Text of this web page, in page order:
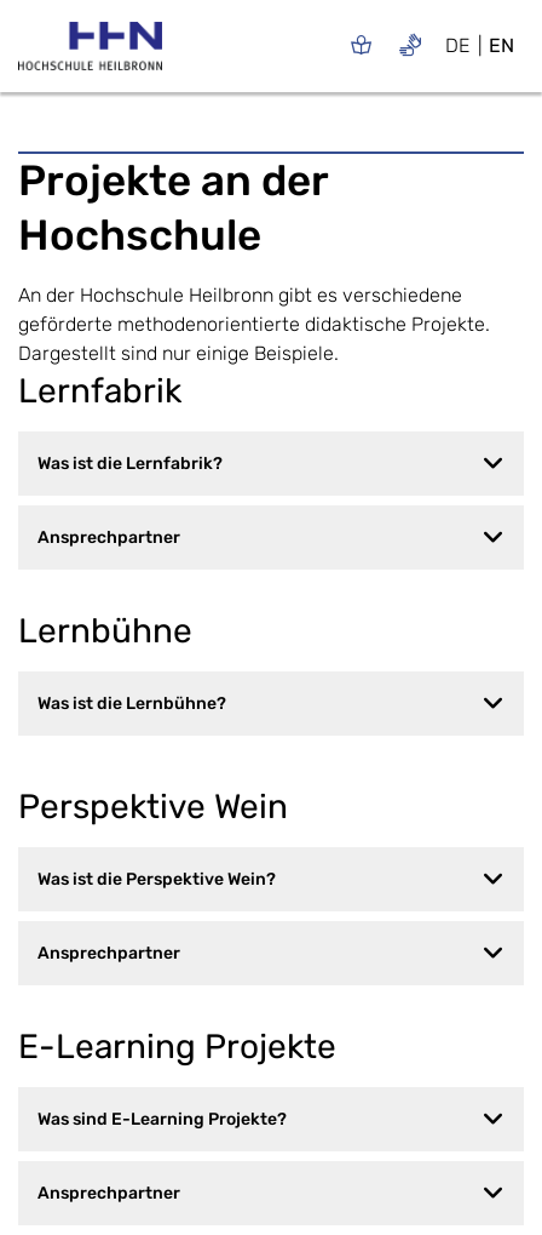
DE EN
Projekte an der
Hochschule
An der Hochschule Heilbronn gibt es verschiedene
geförderte methodenorientierte didaktische Projekte.
Dargestellt sind nur einige Beispiele.
Lernfabrik
Was ist die Lernfabrik?
Ansprechpartner
Lernbühne
Was ist die Lernbühne?
Perspektive Wein
Was ist die Perspektive Wein?
Ansprechpartner
E-Learning Projekte
Was sind E-Learning Projekte?
Ansprechpartner